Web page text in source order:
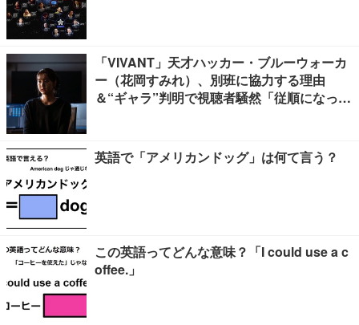
「VIVANT」天才ハッカー・ブルーウォーカ
ー（花岡すみれ）、別班に協力する理由
＆“ギャラ”判明で視聴者騒然「従順になった
英語で「アメリカンドッグ」は何て言う？
この英語ってどんな意味？「I could use a c
offee.」